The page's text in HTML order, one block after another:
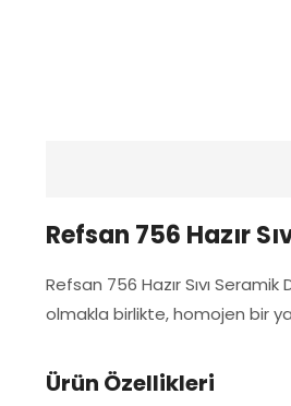
Refsan 756 Hazır
Refsan 756 Hazır Sıvı
olmakla birlikte, homojen bir
Ürün Özellikleri